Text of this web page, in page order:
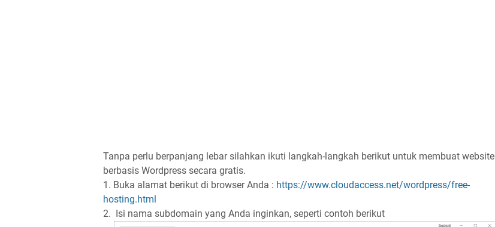
Tanpa perlu berpanjang lebar silahkan ikuti langkah-langkah berikut untuk membuat website
berbasis Wordpress secara gratis.
1. Buka alamat berikut di browser Anda : https://www.cloudaccess.net/wordpress/free-
hosting.html
2. Isi nama subdomain yang Anda inginkan, seperti contoh berikut